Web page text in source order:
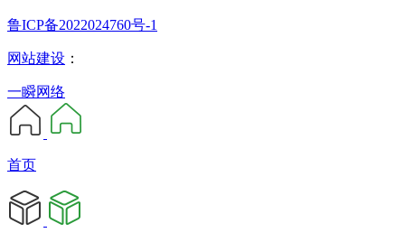
鲁ICP备2022024760号-1
网站建设 ：
一瞬网络
首页